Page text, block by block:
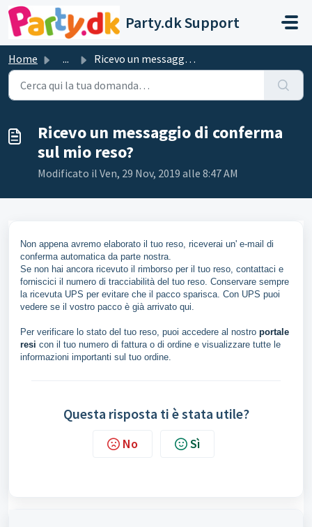
Salta al contenuto principale
Party.dk Support
Home ... Ricevo un messaggio di conferma sul mio reso?
Ricevo un messaggio di conferma
sul mio reso?
Modificato il Ven, 29 Nov, 2019 alle 8:47 AM
Non appena avremo elaborato il tuo reso, riceverai un' e-mail di
conferma automatica da parte nostra.
Se non hai ancora ricevuto il rimborso per il tuo reso, contattaci e
forniscici il numero di tracciabilità del tuo reso. Conservare sempre
la ricevuta UPS per evitare che il pacco sparisca. Con UPS puoi
vedere se il vostro pacco è già arrivato qui.
Per verificare lo stato del tuo reso, puoi accedere al nostro portale
resi con il tuo numero di fattura o di ordine e visualizzare tutte le
informazioni importanti sul tuo ordine.
Questa risposta ti è stata utile?
No Sì